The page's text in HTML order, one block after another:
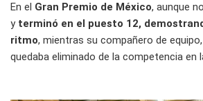
En el Gran Premio de México, aunque
y terminó en el puesto 12,
ritmo, mientras su compañero de equipo,
quedaba eliminado de la competencia en